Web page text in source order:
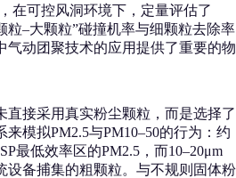
在可控风洞环境下，定量评估了
粒–大颗粒”碰撞机率与细颗粒去除率
气动团聚技术的应用提供了重要的物
直接采用真实粉尘颗粒，而是选择了
模拟PM2.5与PM10–50的行为：约
最低效率区的PM2.5，而10–20μm
设备捕集的粗颗粒。与不规则固体粉